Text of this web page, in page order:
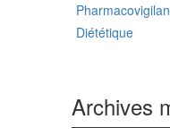
Diététique
Archives